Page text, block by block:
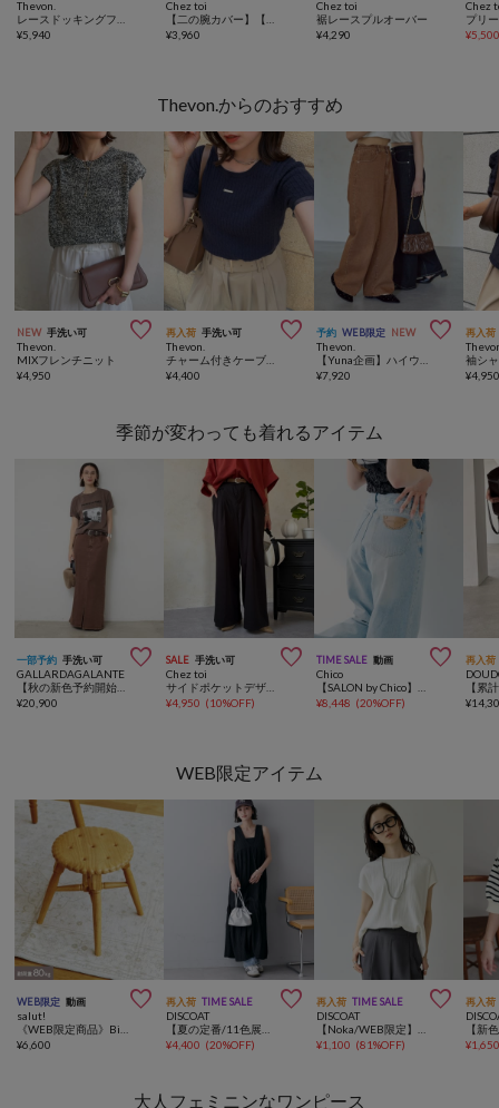
Thevon.
¥5,940
Chez toi
¥3,960
Chez toi
裾レースプルオーバー
¥4,290
Chez
¥
Thevon.からのおすすめ
NEW 手洗い可 
Thevon.
MIXフレンチニット
¥4,950
再入荷 手洗い可 
Thevon.
¥4,400
予約 WEB限定 NEW 
Thevon.
¥7,920
再入荷
¥
季節が変わっても着れるアイテム
一部予約 手洗い可 
GALLARDAGALANTE
【秋の新色予約開始】【3サイズ展開/セットアップ対応】リヨセルスリットスカート
¥20,900
SALE 手洗い可 
Chez toi
サイドポケットデザインベルト付きパンツ
¥4,950 (10%OFF)
TIME SALE 動画 
Chico
【SALON by Chico】ハイウエストストレートワイドデニムパンツ
¥8,448 (20%OFF)
再入荷
¥
WEB限定アイテム
WEB限定 動画 
salut!
¥6,600
再入荷 TIME SALE 
DISCOAT
¥4,400 (20%OFF)
再入荷 TIME SALE 
DISCOAT
¥1,100 (81%OFF)
再入荷
¥
大人フェミニンなワンピース